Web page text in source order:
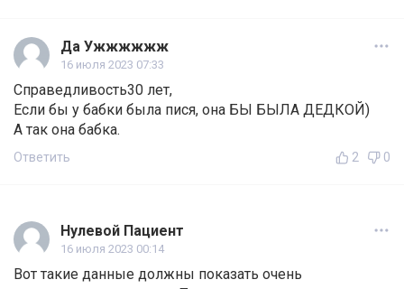
Да Ужжжжжж
16 июля 2023 07:33
Справедливость30 лет,
Если бы у бабки была пися, она БЫ БЫЛА ДЕДКОЙ)
А так она бабка.
Ответить 2 0
Нулевой Пациент
16 июля 2023 00:14
Вот такие данные должны показать очень